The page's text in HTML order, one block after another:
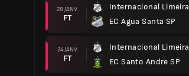
28 JANV.
FT
Internacional Limeira
EC Agua Santa SP
24 JANV.
FT
Internacional Limeira
EC Santo Andre SP